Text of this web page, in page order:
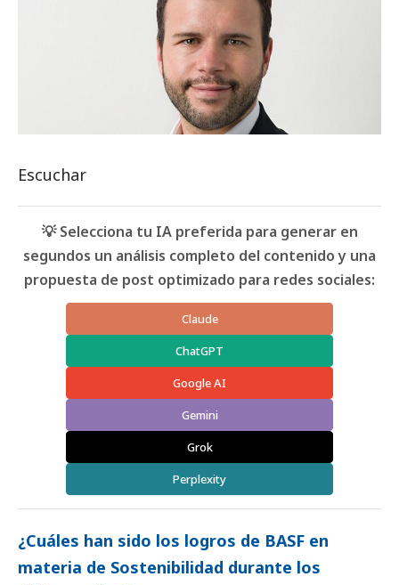
Escuchar
💡 Selecciona tu IA preferida para generar en
segundos un análisis completo del contenido y una
propuesta de post optimizado para redes sociales:
Claude
ChatGPT
Google AI
Gemini
Grok
Perplexity
¿Cuáles han sido los logros de BASF en
materia de Sostenibilidad durante los